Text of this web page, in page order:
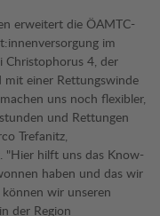
erweitert die ÖAMTC-
im
Christophorus 4, der
einer Rettungswinde
uns noch flexibler,
und Rettungen
Trefanitz,
"Hier hilft uns das Know-
haben und das wir
wir unseren
der Region